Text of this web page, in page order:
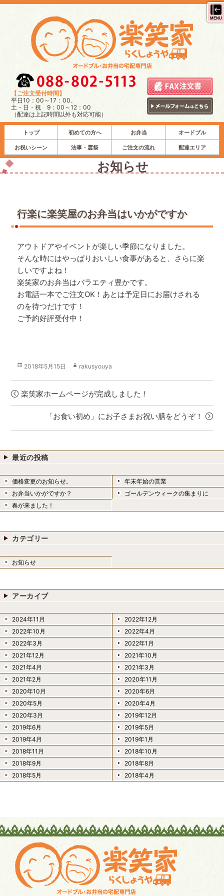
【ご注文受付時間】
平日10：00～17：00、
土・日・祝 9：00～12：00
（配達は上記時間以外も対応可能）
MENU
トップ 初めての方へ お弁当 オードブル
お祝いシーン 法事・霊祭 ご注文の流れ 配達エリア
お知らせ
行楽に楽笑屋のお弁当はいかがですか
アウトドアやイベントが楽しい季節になりました。
そんな時にはやっぱりおいしい食事があると、さらに楽
しいですよね！
楽笑家のお弁当はバラエティ豊かです。
お電話一本でご注文OK！あとは予定日にお届けされる
のを待つだけです！
ご予約好評受付中！
投
2018年5月15日
作
rakusyouya
楽笑家ホームページが完成しました！
「お食い初め」にお子さまお祝い膳をどうぞ！
最近の投稿
価格変更のお知らせ。
年末年始の営業
お弁当いかがですか？
ゴールデンウィークの集まりに
春が来ました！
カテゴリー
お知らせ
アーカイブ
2024年11月
2022年12月
2022年10月
2022年4月
2022年3月
2022年1月
2021年12月
2021年10月
2021年4月
2021年3月
2021年2月
2020年11月
2020年10月
2020年6月
2020年5月
2020年4月
2020年3月
2019年12月
2019年6月
2019年5月
2019年4月
2019年1月
2018年11月
2018年10月
2018年9月
2018年8月
2018年5月
2018年4月